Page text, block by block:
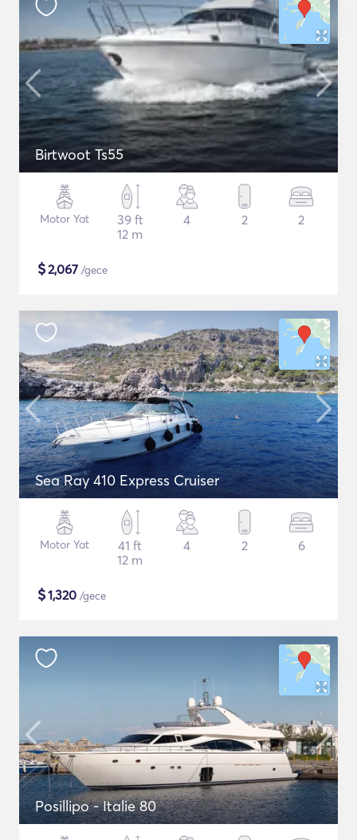
Birtwoot Ts55
Motor Yat
39 ft
12 m
4 2 2
$2,067 /gece
Sea Ray 410 Express Cruiser
Motor Yat
41 ft
12 m
4 2 6
$1,320 /gece
Posillipo - Italie 80